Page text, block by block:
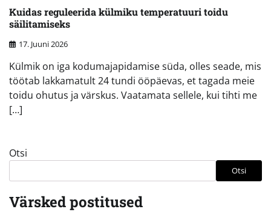
Kuidas reguleerida külmiku temperatuuri toidu
säilitamiseks
17. Juuni 2026
Külmik on iga kodumajapidamise süda, olles seade, mis
töötab lakkamatult 24 tundi ööpäevas, et tagada meie
toidu ohutus ja värskus. Vaatamata sellele, kui tihti me
[…]
Otsi
Otsi
Värsked postitused